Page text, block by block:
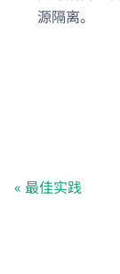
源隔离。
最佳实践